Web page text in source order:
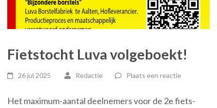
Fietstocht Luva volgeboekt!
26 jul 2025 Redactie Plaats een reactie
Het maximum-aantal deelnemers voor de 2e fiets-